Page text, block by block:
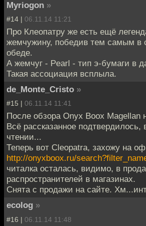
Myriogon »
#14 | 06.11.14 11:21
Про Клеопатру же есть ещё
жемчужину, победив тем самым в
обеде.
А жемчуг - Pearl - тип э-бумаги в
Такая ассоциация всплыла.
de_Monte_Cristo »
#15 | 06.11.14 11:41
После обзора Onyx Boox Magellan
Всё рассказанное подтвердилось,
чтении...
Теперь вот Cleopatra, захожу на
http://onyxboox.ru/
читалка осталась, видимо, в
распространителей в магазинах.
Снята с продажи на сайте.
ecolog »
#16 | 06.11.14 11:48